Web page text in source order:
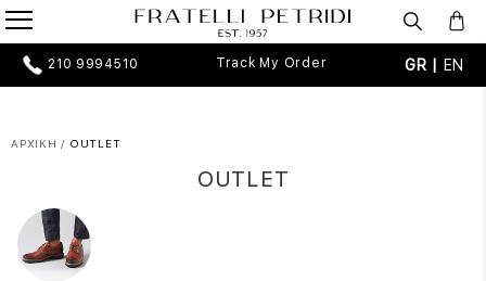
210 9994510 Track My Order GR | EN
ΑΡΧΙΚΗ / OUTLET
OUTLET